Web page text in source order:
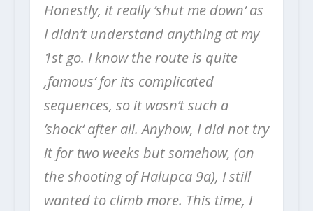
Honestly, it really ’shut me down‘ as
I didn’t understand anything at my
1st go. I know the route is quite
‚famous‘ for its complicated
sequences, so it wasn’t such a
’shock‘ after all. Anyhow, I did not try
it for two weeks but somehow, (on
the shooting of Halupca 9a), I still
wanted to climb more. This time, I